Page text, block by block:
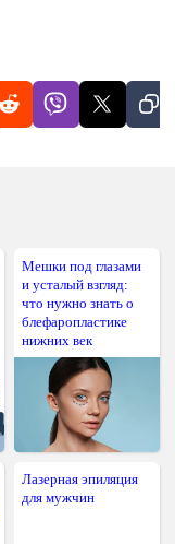
Мешки под глазами
и усталый взгляд:
что нужно знать о
блефаропластике
нижних век
Лазерная эпиляция
для мужчин